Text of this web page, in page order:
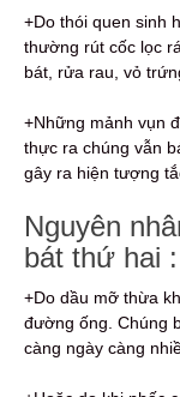
+Do thói quen sinh
thường rút cốc lọc
bát, rửa rau, vỏ
+Những mảnh vụn
thực ra chúng vẫn
gây ra hiện tượng
Nguyên
bát thứ hai :
+Do dầu mỡ thừa
đường ống. Chúng
càng ngày càng